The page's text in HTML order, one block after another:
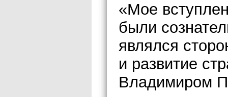
«Мое
были
являлся
и развитие
Владимиром